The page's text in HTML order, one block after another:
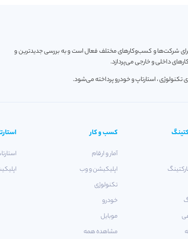
برای شرکت‌ها و کسب‌و‌کارهای مختلف فعال است و به بررسی جدیدترین و
داخلی و خارجی می‌پردازد.
کسب و کار
آمار و ارقام
اپلیکیشن و وب
تکنولوژی
خودرو
موبایل
مشاهده همه